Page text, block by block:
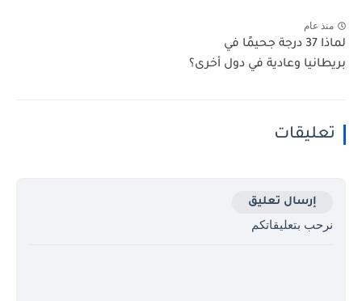
منذ عام
لماذا 37 درجة جحيمًا في
بريطانيا وعادية في دول أخرى؟
تعليقات
إرسال تعليق
نرحب بتعليقاتكم